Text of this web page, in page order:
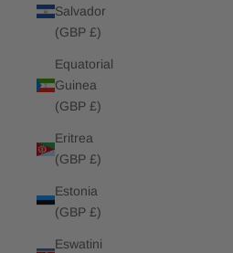
Salvador
(GBP £)
Equatorial
Guinea
(GBP £)
Eritrea
(GBP £)
Estonia
(GBP £)
Eswatini